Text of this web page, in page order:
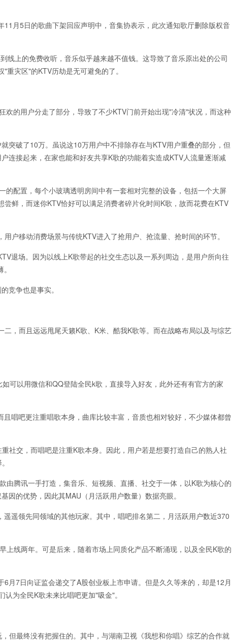
月5日的歌曲下架回应声明中，音集协表示，此次通知歌厅删除版权音
线上的免费收听，音乐似乎越来越不值钱。这导致了音乐原出处的公司
灾区"的KTV历劫是无可避免的了。
的用户分走了部分，导致了不少KTV门前开始出现"冷清"状况，而这种
突破了10万。虽说这10万用户中不排除存在与KTV用户重叠的部分，但
连接起来，在家也能和好友共享K歌的功能着实造成KTV人流量逐渐减
配置，每个小玻璃透明房间中有一套相对完整的设备，包括一个大屏
鲜，而迷你KTV恰好可以满足消费者碎片化时间K歌，故而花费在KTV
户移动消费场景与传统KTV进入了抢用户、抢流量、抢时间的环节。
退场。因为以线上K歌带起的社交生态以及一系列周边，是用户所向往
竞争也是事实。
，而且远远甩尾天籁K歌、K米、酷我K歌等。而在战略布局以及与综艺
可以用微信和QQ登陆全民k歌，直接导入好友，此外还有有官方的家
唱吧更注重唱歌本身，曲库比较丰富，音质也相对较好，不少媒体都曾
社交，而唱吧是注重K歌本身。因此，用户若是想要打造自己的熟人社
腾讯一手打造，集音乐、短视频、直播、社交于一体，以K歌为核心的
因的优势，因此其MAU（月活跃用户数量）数据亮眼。
遥领先同领域的其他玩家。其中，唱吧排名第二，月活跃用户数近370
线两年。可是后来，随着市场上同质化产品不断涌现，以及全民K歌的
月7日向证监会递交了A股创业板上市申请。但是久久等来的，却是12月
为全民K歌未来比唱吧更加"吸金"。
但最终没有把握住的。其中，与湖南卫视《我想和你唱》综艺的合作就